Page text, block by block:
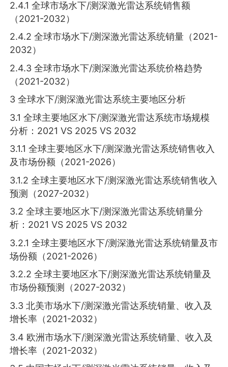
2.4.1 全球市场水下/测深激光雷达系统销售额
（2021-2032）
2.4.2 全球市场水下/测深激光雷达系统销量（2021-
2032）
2.4.3 全球市场水下/测深激光雷达系统价格趋势
（2021-2032）
3 全球水下/测深激光雷达系统主要地区分析
3.1 全球主要地区水下/测深激光雷达系统市场规模
分析：2021 VS 2025 VS 2032
3.1.1 全球主要地区水下/测深激光雷达系统销售收入
及市场份额（2021-2026）
3.1.2 全球主要地区水下/测深激光雷达系统销售收入
预测（2027-2032）
3.2 全球主要地区水下/测深激光雷达系统销量分
析：2021 VS 2025 VS 2032
3.2.1 全球主要地区水下/测深激光雷达系统销量及市
场份额（2021-2026）
3.2.2 全球主要地区水下/测深激光雷达系统销量及
市场份额预测（2027-2032）
3.3 北美市场水下/测深激光雷达系统销量、收入及
增长率（2021-2032）
3.4 欧洲市场水下/测深激光雷达系统销量、收入及
增长率（2021-2032）